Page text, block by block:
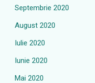
Septembrie 2020
August 2020
Iulie 2020
Iunie 2020
Mai 2020